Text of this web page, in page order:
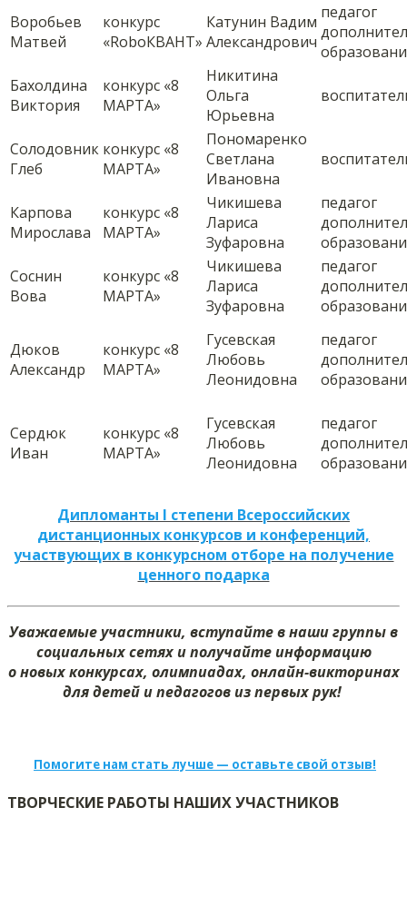
Воробьев
Матвей
конкурс
«RoboКВАНТ»
Катунин Вадим
Александрович
педагог
Бахолдина
Виктория
конкурс «8
МАРТА»
Никитина
Ольга
Юрьевна
Солодовник
Глеб
конкурс «8
МАРТА»
Пономаренко
Светлана
Ивановна
Карпова
Мирослава
конкурс «8
МАРТА»
Чикишева
Лариса
Зуфаровна
педагог
Соснин
Вова
конкурс «8
МАРТА»
Чикишева
Лариса
Зуфаровна
педагог
Дюков
Александр
конкурс «8
МАРТА»
Гусевская
Любовь
Леонидовна
педагог
Сердюк
Иван
конкурс «8
МАРТА»
Гусевская
Любовь
Леонидовна
педагог
Дипломанты I степени Всероссийских
дистанционных конкурсов и конференций,
участвующих в конкурсном отборе на получение
ценного подарка
Уважаемые участники, вступайте в наши группы в
социальных сетях и получайте информацию
о новых конкурсах, олимпиадах, онлайн-викторинах
для детей и педагогов из первых рук!
Помогите нам стать лучше — оставьте свой отзыв!
ТВОРЧЕСКИЕ РАБОТЫ НАШИХ УЧАСТНИКОВ